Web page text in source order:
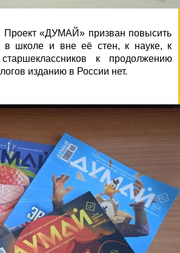
Проект «ДУМАЙ» призван повысить
в школе и вне её стен, к науке, к
к продолжению
изданию в России нет.